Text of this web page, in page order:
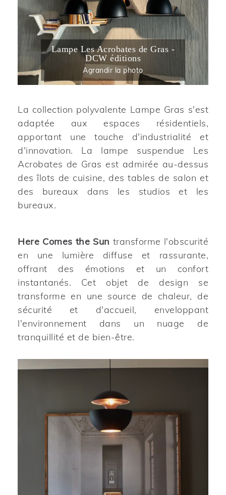
Lampe Les Acrobates de Gras -
DCW éditions
Agrandir la photo
La collection polyvalente Lampe Gras s'est
adaptée aux espaces résidentiels,
apportant une touche d'industrialité et
d'innovation. La lampe suspendue Les
Acrobates de Gras est admirée au-dessus
des îlots de cuisine, des tables de salon et
des bureaux dans les studios et les
bureaux.
Here Comes the Sun transforme l'obscurité
en une lumière diffuse et rassurante,
offrant des émotions et un confort
instantanés. Cet objet de design se
transforme en une source de chaleur, de
sécurité et d'accueil, enveloppant
l'environnement dans un nuage de
tranquillité et de bien-être.